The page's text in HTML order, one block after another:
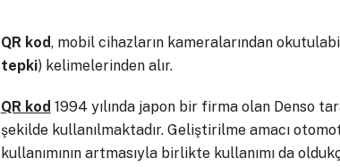
QR kod, mobil cihazların kameralarından
tepki) kelimelerinden alır.
QR kod 1994 yılında japon bir firma olan Denso
şekilde kullanılmaktadır. Geliştirilme amacı
kullanımının artmasıyla birlikte kullanımı da